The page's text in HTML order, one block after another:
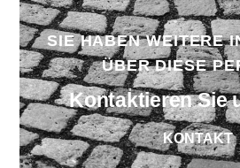
SIE HABEN WEITERE
ÜBER DIESE
Kontaktieren Sie
KONTAKT